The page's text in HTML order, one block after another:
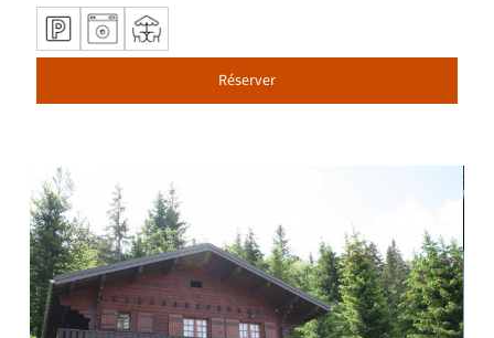
Réserver